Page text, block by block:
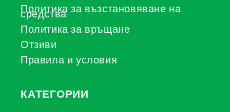
Политика за възстановяване на
средства
Политика за връщане
Отзиви
Правила и условия
КАТЕГОРИИ